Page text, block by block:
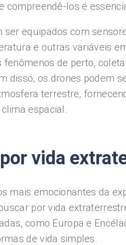
compreendê-los é
ser equipados com
e outras variáveis
fenômenos de perto,
disso, os drones podem
terrestre,
espacial.
vida
mais emocionantes da
por vida
como Europa e
de vida simples.